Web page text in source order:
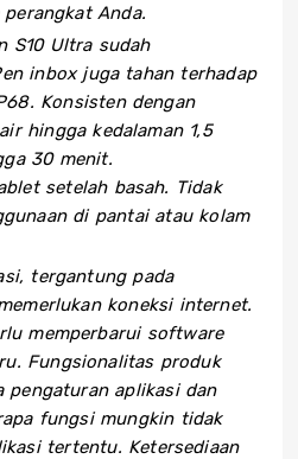
Anda.
S10 Ultra sudah
inbox juga tahan terhadap
Konsisten dengan
hingga kedalaman 1,5
30 menit.
setelah basah. Tidak
di pantai atau kolam
tergantung pada
koneksi internet.
memperbarui software
Fungsionalitas produk
pengaturan aplikasi dan
fungsi mungkin tidak
tertentu. Ketersediaan